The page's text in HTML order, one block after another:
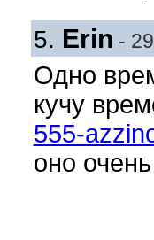
5. Erin -
Одно
кучу
555-
оно